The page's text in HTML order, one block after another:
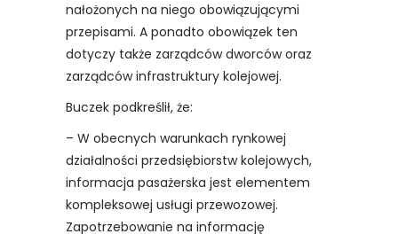
nałożonych na niego obowiązującymi
przepisami. A ponadto obowiązek ten
dotyczy także zarządców dworców oraz
zarządców infrastruktury kolejowej.
Buczek podkreślił, że:
– W obecnych warunkach rynkowej
działalności przedsiębiorstw kolejowych,
informacja pasażerska jest elementem
kompleksowej usługi przewozowej.
Zapotrzebowanie na informację